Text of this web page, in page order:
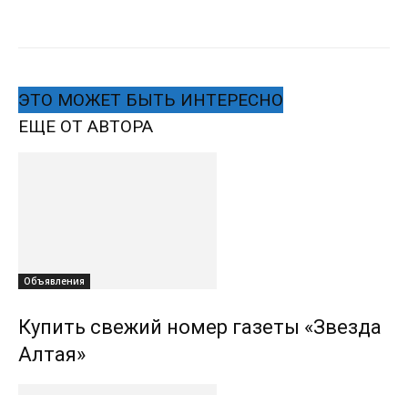
ЭТО МОЖЕТ БЫТЬ ИНТЕРЕСНО
ЕЩЕ ОТ АВТОРА
Объявления
Купить свежий номер газеты «Звезда
Алтая»